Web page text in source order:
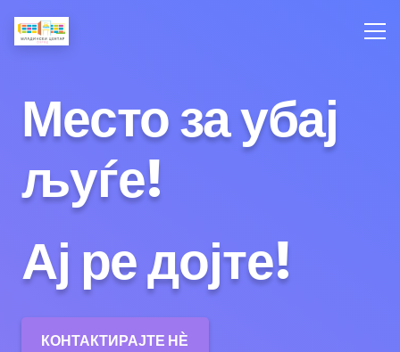
Место за убај
љуѓе!
Ај ре дојте!
КОНТАКТИРАЈТЕ НЀ